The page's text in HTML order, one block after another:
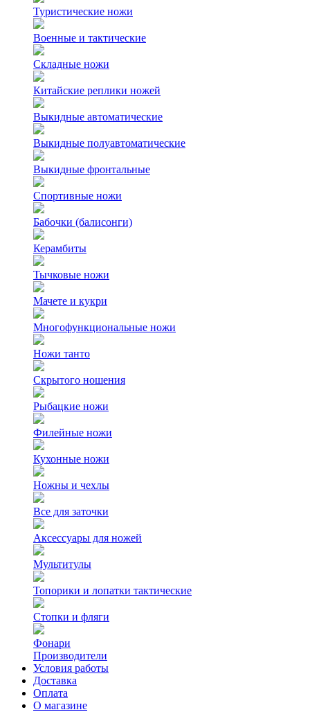
Туристические ножи
Военные и тактические
Складные ножи
Китайские реплики ножей
Выкидные автоматические
Выкидные полуавтоматические
Выкидные фронтальные
Спортивные ножи
Бабочки (балисонги)
Керамбиты
Тычковые ножи
Мачете и кукри
Многофункциональные ножи
Ножи танто
Скрытого ношения
Рыбацкие ножи
Филейные ножи
Кухонные ножи
Ножны и чехлы
Все для заточки
Аксессуары для ножей
Мультитулы
Топорики и лопатки тактические
Стопки и фляги
Фонари
Производители
Условия работы
Доставка
Оплата
О магазине